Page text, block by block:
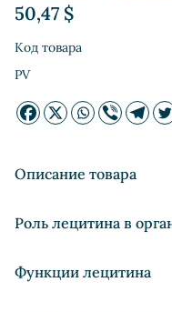
50,47 $
Код товара
PV
Описание товара
Питает нервную
Уменьшает
Роль лецитина в
Lecithin (Лецитин) – это
вещество, формирующее
Функции лецитина